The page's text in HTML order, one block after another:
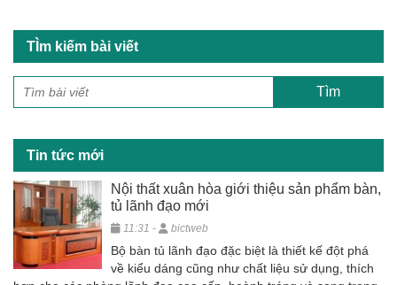
c
e
b
o
k
tt
er
ar
e
TÌm kiếm bài viết
Tin tức mới
Nội thất xuân hòa giới thiệu sản phẩm bàn,
tủ lãnh đạo mới
11:31 - bictweb
Bộ bàn tủ lãnh đạo đặc biệt là thiết kế đột phá
về kiểu dáng cũng như chất liệu sử dụng, thích